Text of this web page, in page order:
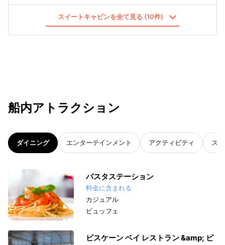
スイートキャビンを全て見る (10件)
船内アトラクション
ダイニング エンターテインメント アクティビティ ス
パスタステーション
料金に含まれる
カジュアル
ビュッフェ
ビスケーン ベイ レストラン &amp; ビ